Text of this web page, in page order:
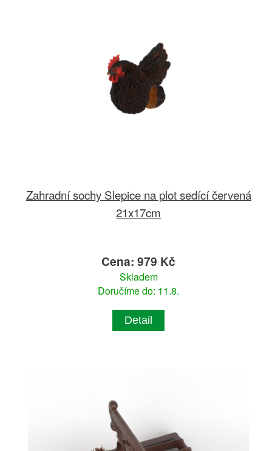
Zahradní sochy Slepice na plot sedící červená
21x17cm
Cena: 979 Kč
Skladem
Doručíme do: 11.8.
Detail